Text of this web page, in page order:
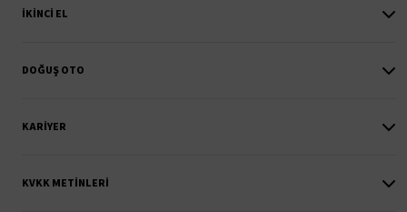
İKINCI EL
DOĞUŞ OTO
KARIYER
KVKK METINLERI